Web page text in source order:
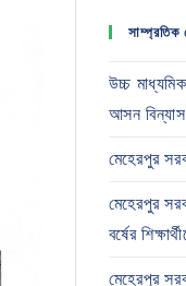
সাম্প্রতিক
উচ্চ
আসন বিন্যাস
মেহেরপুর
মেহেরপুর
বর্ষের
মেহেরপুর